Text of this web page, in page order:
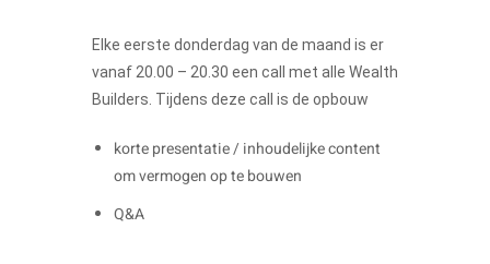
Elke eerste donderdag van de maand is er
vanaf 20.00 – 20.30 een call met alle Wealth
Builders. Tijdens deze call is de opbouw
korte presentatie / inhoudelijke content
om vermogen op te bouwen
Q&A